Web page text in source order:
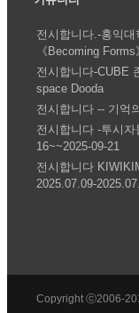
전시합니다.-홍익
《Becoming
전시합니다-CUBE
space Dooda
전시합니다 -- 기억
전시합니다 -투시
16~~2025-09-21
전시합니다
2025.07.09-
Copyright ⓒ2006-